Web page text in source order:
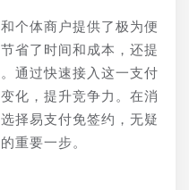
个体商户提供了极为便
省了时间和成本，还提
通过快速接入这一支付
化，提升竞争力。在消
择易支付免签约，无疑
重要一步。